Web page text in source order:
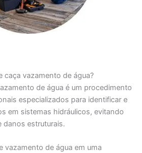
caça vazamento de água?
de água é um procedimento
especializados para identificar e
em sistemas hidráulicos, evitando
danos estruturais.
vazamento de água em uma